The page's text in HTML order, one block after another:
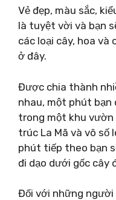
Vẻ đẹp, màu sắc,
là tuyệt vời và bạn
các loại cây, hoa
ở đây.
Được chia thành
nhau, một phút bạn
trong một khu vườn
trúc La Mã và vô
phút tiếp theo bạn
đi dạo dưới gốc cây
Đối với những